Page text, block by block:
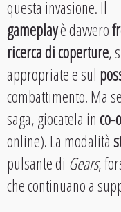
questa invasione. Il
gameplayè davvero
ricerca di coperture,
appropriate e sul
combattimento. Ma
saga, giocatela inco-
online). La modalità
pulsante di Gears,
che continuano a